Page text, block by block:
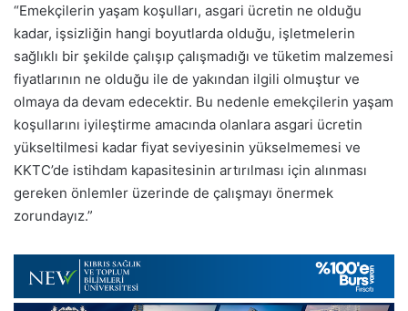
“Emekçilerin yaşam koşulları, asgari ücretin ne olduğu
kadar, işsizliğin hangi boyutlarda olduğu, işletmelerin
sağlıklı bir şekilde çalışıp çalışmadığı ve tüketim malzemesi
fiyatlarının ne olduğu ile de yakından ilgili olmuştur ve
olmaya da devam edecektir. Bu nedenle emekçilerin yaşam
koşullarını iyileştirme amacında olanlara asgari ücretin
yükseltilmesi kadar fiyat seviyesinin yükselmemesi ve
KKTC’de istihdam kapasitesinin artırılması için alınması
gereken önlemler üzerinde de çalışmayı önermek
zorundayız.”